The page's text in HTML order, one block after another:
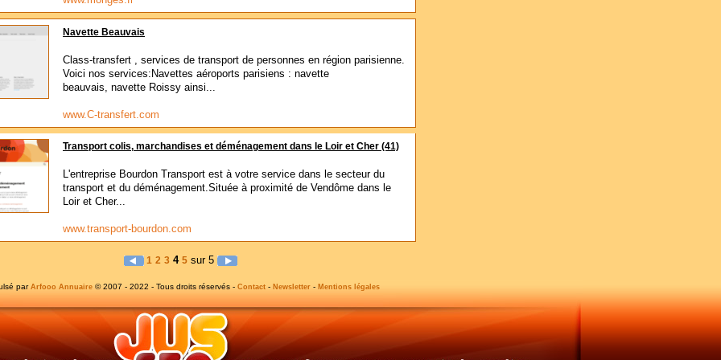
Navette Beauvais
Class-transfert , services de transport de personnes en région parisienne.
Voici nos services:Navettes aéroports parisiens : navette
beauvais, navette Roissy ainsi...
www.C-transfert.com
Transport colis, marchandises et déménagement dans le Loir et Cher (41)
L'entreprise Bourdon Transport est à votre service dans le secteur du
transport et du déménagement.Située à proximité de Vendôme dans le
Loir et Cher...
www.transport-bourdon.com
1 2 3 4 5sur 5
par Arfooo Annuaire © 2007 - 2022 - Tous droits réservés - Contact - Newsletter - Mentions légales